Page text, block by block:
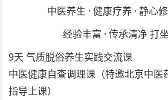
中医养生 · 健康疗养 · 静心
经验丰富 · 传承清净 打
9天 气质脱俗养生实践交流课
中医健康自查调理课（特邀北京中医
指导上课）